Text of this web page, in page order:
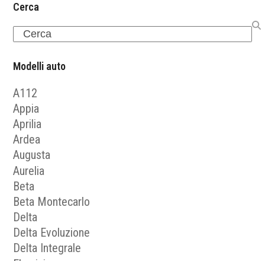
Cerca
Search
Modelli auto
A112
Appia
Aprilia
Ardea
Augusta
Aurelia
Beta
Beta Montecarlo
Delta
Delta Evoluzione
Delta Integrale